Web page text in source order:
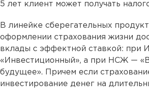
5 лет клиент может получать
В линейке сберегательных
оформлении страхования жизни
вклады с эффектной ставкой: при
«Инвестиционный», а при НСЖ —
будущее». Причем если
инвестирование денег на